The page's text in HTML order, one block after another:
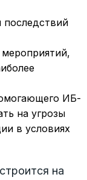
последствий
ИБ-
на угрозы
в условиях
на